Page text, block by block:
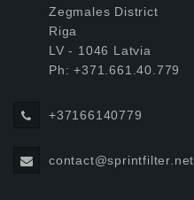
Zegmales District
Riga
LV - 1046 Latvia
Ph: +371.661.40.779
+37166140779
contact@sprintfilter.net